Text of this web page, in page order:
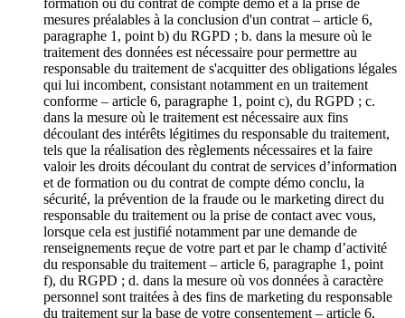
formation ou du contrat de compte démo et à la prise de
mesures préalables à la conclusion d'un contrat – article 6,
paragraphe 1, point b) du RGPD ; b. dans la mesure où le
traitement des données est nécessaire pour permettre au
responsable du traitement de s'acquitter des obligations légales
qui lui incombent, consistant notamment en un traitement
conforme – article 6, paragraphe 1, point c), du RGPD ; c.
dans la mesure où le traitement est nécessaire aux fins
découlant des intérêts légitimes du responsable du traitement,
tels que la réalisation des règlements nécessaires et la faire
valoir les droits découlant du contrat de services d’information
et de formation ou du contrat de compte démo conclu, la
sécurité, la prévention de la fraude ou le marketing direct du
responsable du traitement ou la prise de contact avec vous,
lorsque cela est justifié notamment par une demande de
renseignements reçue de votre part et par le champ d’activité
du responsable du traitement – article 6, paragraphe 1, point
f), du RGPD ; d. dans la mesure où vos données à caractère
personnel sont traitées à des fins de marketing du responsable
du traitement sur la base de votre consentement – article 6,